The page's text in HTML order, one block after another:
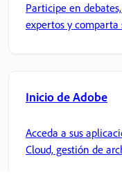
Participe en
expertos y comparta
Inicio de Adobe
Acceda a sus
Cloud, gestión de